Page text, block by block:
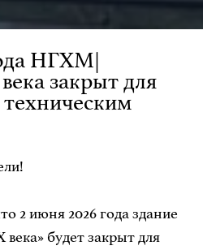
НГХМ|
закрыт для
2 июня 2026 года здание
будет закрыт для